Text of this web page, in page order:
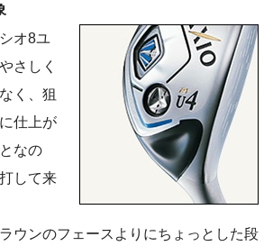
オ8ユ
さしく
く、狙
仕上が
なの
して来
ウンのフェースよりにちょっとした段